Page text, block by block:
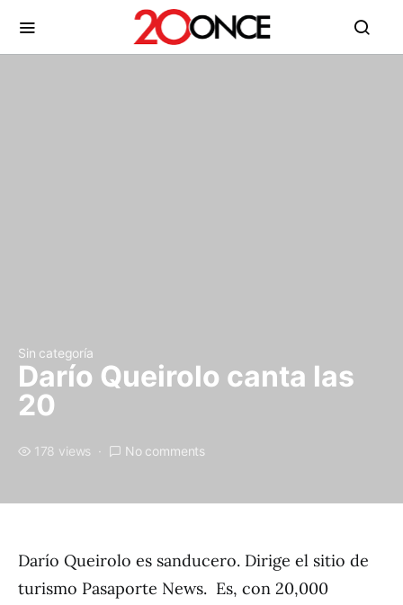
Sin categoría
Darío Queirolo canta las
20
178 views No comments
Darío Queirolo es sanducero. Dirige el sitio de
turismo Pasaporte News. Es, con 20,000